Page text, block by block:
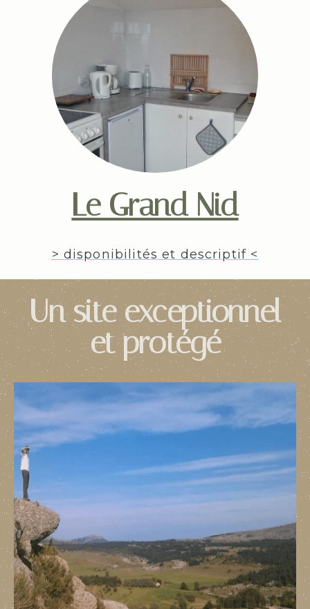
Le Grand Nid
> disponibilités et descriptif <
Un site exceptionnel
et protégé